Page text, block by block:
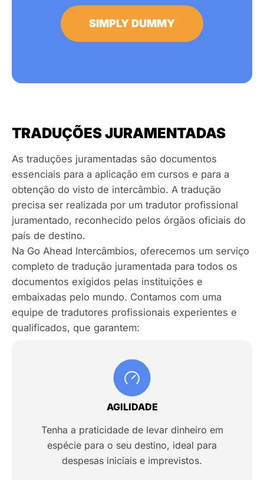
SIMPLY DUMMY
TRADUÇÕES JURAMENTADAS
As traduções juramentadas são documentos
essenciais para a aplicação em cursos e para a
obtenção do visto de intercâmbio. A tradução
precisa ser realizada por um tradutor profissional
juramentado, reconhecido pelos órgãos oficiais do
país de destino.
Na Go Ahead Intercâmbios, oferecemos um serviço
completo de tradução juramentada para todos os
documentos exigidos pelas instituições e
embaixadas pelo mundo. Contamos com uma
equipe de tradutores profissionais experientes e
qualificados, que garantem:
AGILIDADE
Tenha a praticidade de levar dinheiro em
espécie para o seu destino, ideal para
despesas iniciais e imprevistos.